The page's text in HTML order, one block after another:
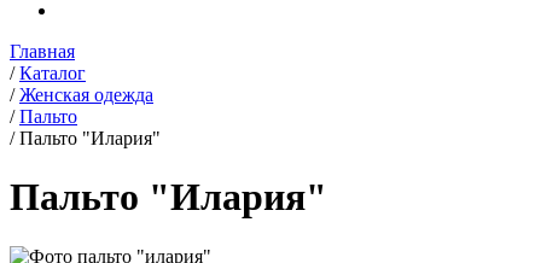
Главная
/ Каталог
/ Женская одежда
/ Пальто
/ Пальто "Илария"
Пальто "Илария"